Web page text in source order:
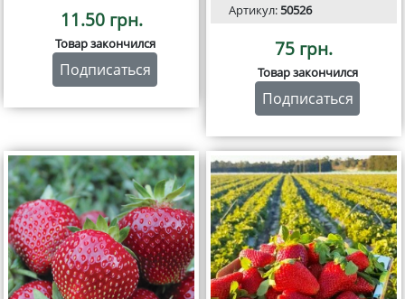
11.50 грн.
Товар закончился
Подписаться
Артикул:50526
75 грн.
Товар закончился
Подписаться